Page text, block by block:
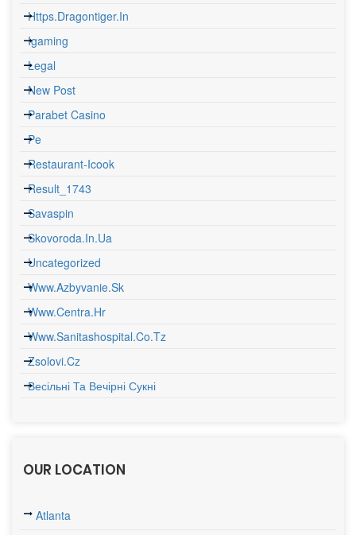
Https.dragontiger.in
Igaming
Legal
New Post
Parabet Casino
Pe
Restaurant-Icook
Result_1743
Savaspin
Skovoroda.in.ua
Uncategorized
Www.azbyvanie.sk
Www.centra.hr
Www.sanitashospital.co.tz
Zsolovi.cz
Весільні Та Вечірні Сукні
OUR LOCATION
Atlanta